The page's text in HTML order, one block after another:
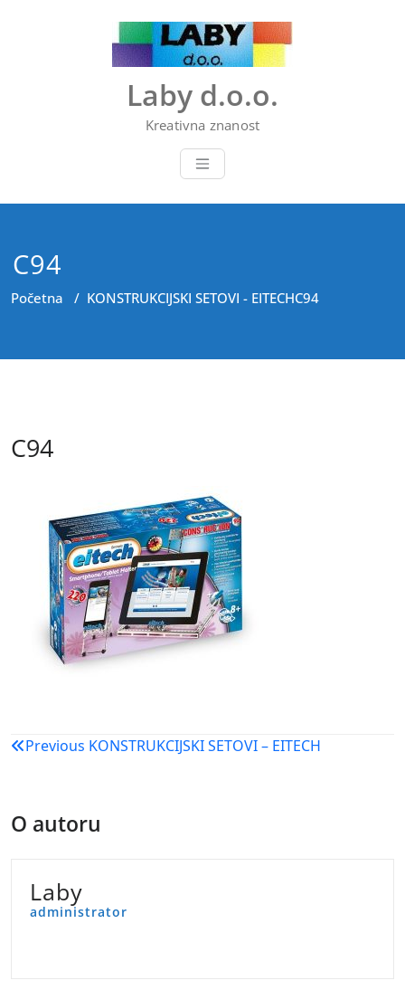
Laby d.o.o.
Kreativna znanost
C94
Početna / KONSTRUKCIJSKI SETOVI - EITECHC94
C94
Navigacija
Previous KONSTRUKCIJSKI SETOVI – EITECH
O autoru
Laby
administrator